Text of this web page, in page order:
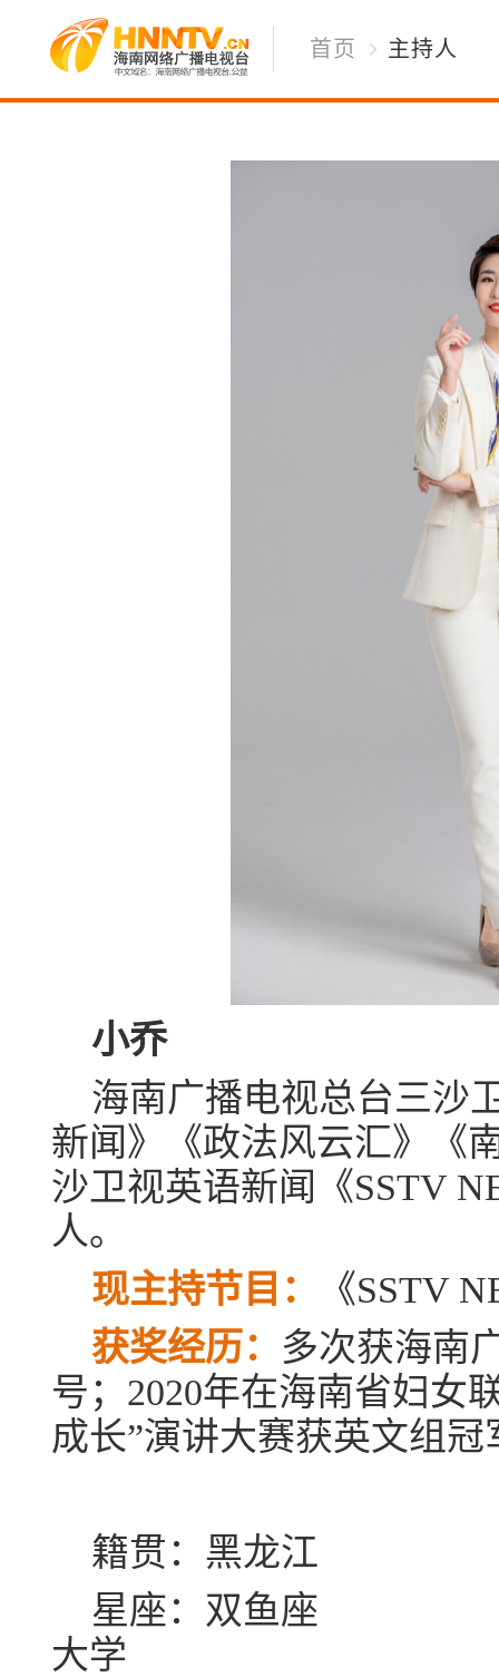
首页 主持人
小乔
海南广播电视总台三沙
新闻》《政法风云汇》《
沙卫视英语新闻《SSTV
人。
现主持节目：
《SSTV
获奖经历： 多次获海南
号；2020年在海南省妇女
成长”演讲大赛获英文组冠
籍贯：黑龙江
星座：双鱼座
大学